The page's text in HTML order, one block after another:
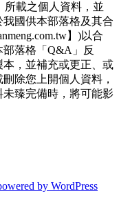
所載之個人資料，並
國供本部落格及其合
】)以合
落格「Q&A」反
，並補充或更正、或
除您上開個人資料，
臻完備時，將可能影
by WordPress